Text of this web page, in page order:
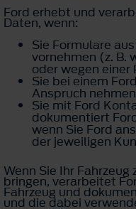
Ford erhebt und
Daten, wenn:
Sie Formulare
vornehmen (z. B.
oder wegen
Sie bei einem
Anspruch
Sie mit Ford
dokumentiert
wenn Sie Ford
der jeweiligen
Wenn Sie Ihr
bringen, verarbeitet
Fahrzeug und
und die dabei